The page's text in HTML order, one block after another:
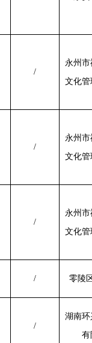
/
永州
文化管
/
永州
文化管
/
永州
文化管
/ 零陵
/
湖南环
有